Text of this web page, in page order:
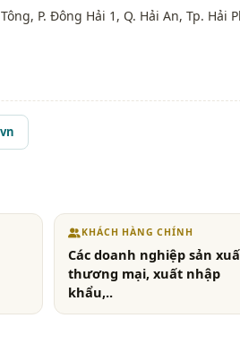
P. Đông Hải 1, Q. Hải An, Tp. Hải
KHÁCH HÀNG CHÍNH
Các doanh nghiệp sản
thương mại, xuất nhập
khẩu,..